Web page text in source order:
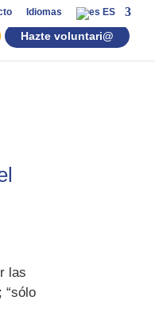
Idiomas ES
Hazte voluntari@
las
“sólo